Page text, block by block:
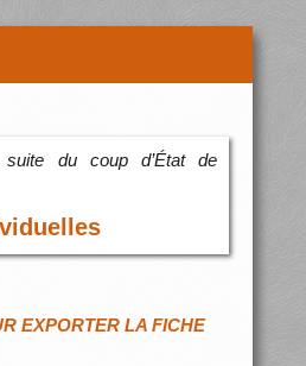
du coup d’État de
EXPORTER LA FICHE